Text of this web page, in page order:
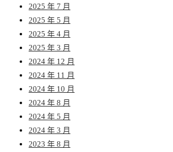
2025 年 7 月
2025 年 5 月
2025 年 4 月
2025 年 3 月
2024 年 12 月
2024 年 11 月
2024 年 10 月
2024 年 8 月
2024 年 5 月
2024 年 3 月
2023 年 8 月